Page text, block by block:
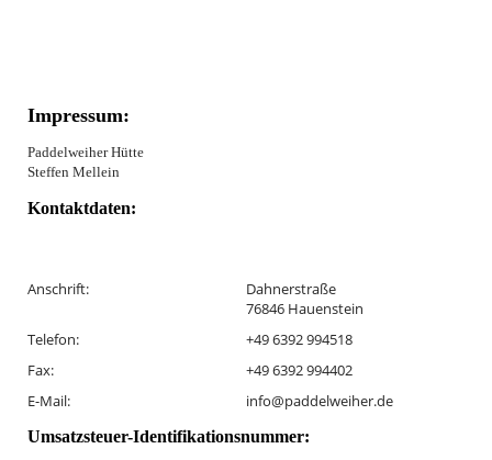
Impressum:
Paddelweiher Hütte
Steffen Mellein
Kontaktdaten:
Anschrift:
Dahnerstraße
76846 Hauenstein
Telefon:
+49 6392 994518
Fax:
+49 6392 994402
E-Mail:
info@paddelweiher.de
Umsatzsteuer-Identifikationsnummer: